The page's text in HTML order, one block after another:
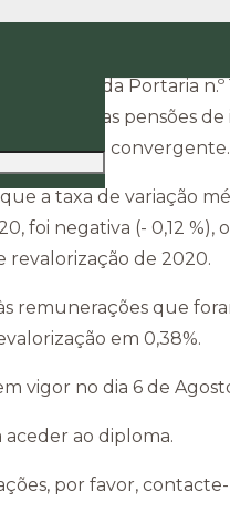
através da Portaria
cálculo das pensões
social convergente.
a taxa de variação
foi negativa (- 0,12 %),
revalorização de 2020.
remunerações que
em 0,38%.
vigor no dia 6 de
aceder ao diploma.
por favor,